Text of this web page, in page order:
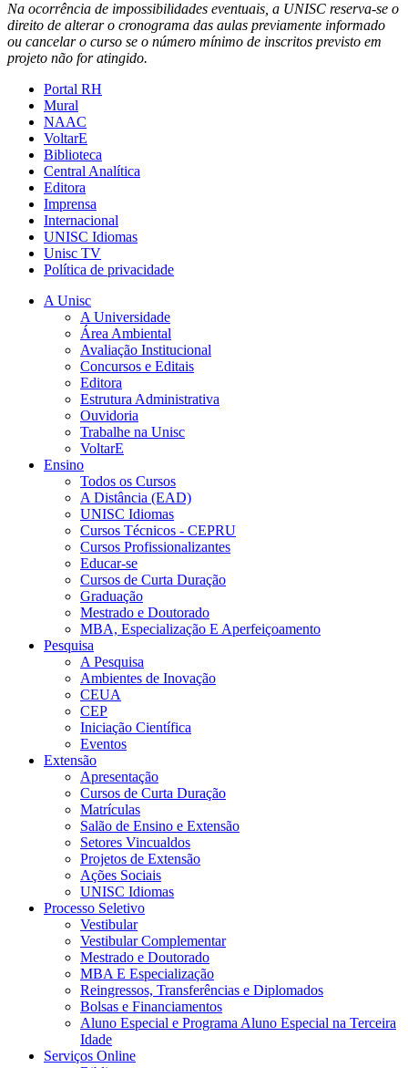
Na ocorrência de impossibilidades eventuais, a UNISC reserva-se o
direito de alterar o cronograma das aulas previamente informado
ou cancelar o curso se o número mínimo de inscritos previsto em
projeto não for atingido.
Portal RH
Mural
NAAC
VoltarE
Biblioteca
Central Analítica
Editora
Imprensa
Internacional
UNISC Idiomas
Unisc TV
Política de privacidade
A Unisc
A Universidade
Área Ambiental
Avaliação Institucional
Concursos e Editais
Editora
Estrutura Administrativa
Ouvidoria
Trabalhe na Unisc
VoltarE
Ensino
Todos os Cursos
A Distância (EAD)
UNISC Idiomas
Cursos Técnicos - CEPRU
Cursos Profissionalizantes
Educar-se
Cursos de Curta Duração
Graduação
Mestrado e Doutorado
MBA, Especialização E Aperfeiçoamento
Pesquisa
A Pesquisa
Ambientes de Inovação
CEUA
CEP
Iniciação Científica
Eventos
Extensão
Apresentação
Cursos de Curta Duração
Matrículas
Salão de Ensino e Extensão
Setores Vincualdos
Projetos de Extensão
Ações Sociais
UNISC Idiomas
Processo Seletivo
Vestibular
Vestibular Complementar
Mestrado e Doutorado
MBA E Especialização
Reingressos, Transferências e Diplomados
Bolsas e Financiamentos
Aluno Especial e Programa Aluno Especial na Terceira
Idade
Serviços Online